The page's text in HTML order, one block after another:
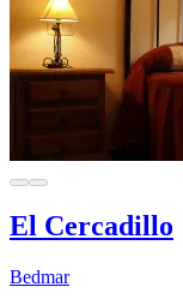
El Cercadillo
Bedmar